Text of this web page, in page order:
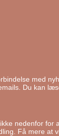
med
Du kan
nedenfor for
Få mere at